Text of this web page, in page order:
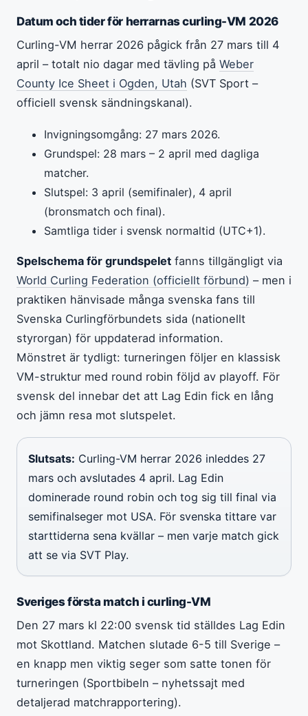
Datum och tider för herrarnas curling-VM 2026
Curling-VM herrar 2026 pågick från 27 mars till 4
april – totalt nio dagar med tävling på Weber
County Ice Sheet i Ogden, Utah (SVT Sport –
officiell svensk sändningskanal).
Invigningsomgång: 27 mars 2026.
Grundspel: 28 mars – 2 april med dagliga
matcher.
Slutspel: 3 april (semifinaler), 4 april
(bronsmatch och final).
Samtliga tider i svensk normaltid (UTC+1).
Spelschema för grundspelet fanns tillgängligt via
World Curling Federation (officiellt förbund) – men i
praktiken hänvisade många svenska fans till
Svenska Curlingförbundets sida (nationellt
styrorgan) för uppdaterad information.
Mönstret är tydligt: turneringen följer en klassisk
VM-struktur med round robin följd av playoff. För
svensk del innebar det att Lag Edin fick en lång
och jämn resa mot slutspelet.
Slutsats: Curling-VM herrar 2026 inleddes 27
mars och avslutades 4 april. Lag Edin
dominerade round robin och tog sig till final via
semifinalseger mot USA. För svenska tittare var
starttiderna sena kvällar – men varje match gick
att se via SVT Play.
Sveriges första match i curling-VM
Den 27 mars kl 22:00 svensk tid ställdes Lag Edin
mot Skottland. Matchen slutade 6-5 till Sverige –
en knapp men viktig seger som satte tonen för
turneringen (Sportbibeln – nyhetssajt med
detaljerad matchrapportering).